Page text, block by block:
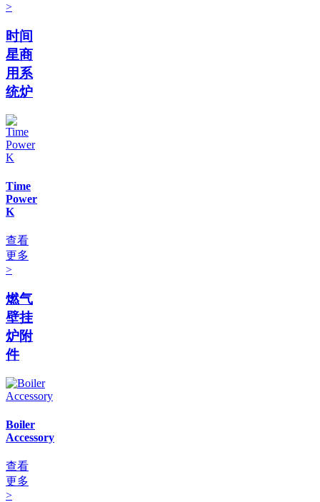
>
时间
星商
用系
统炉
Time
Power
K
查看
更多
>
燃气
壁挂
炉附
件
Boiler
Accessory
查看
更多
>